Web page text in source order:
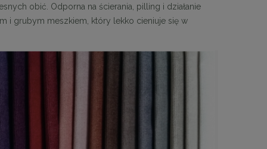
obić. Odporna na ścierania, pilling i działanie
i grubym meszkiem, który lekko cieniuje się w